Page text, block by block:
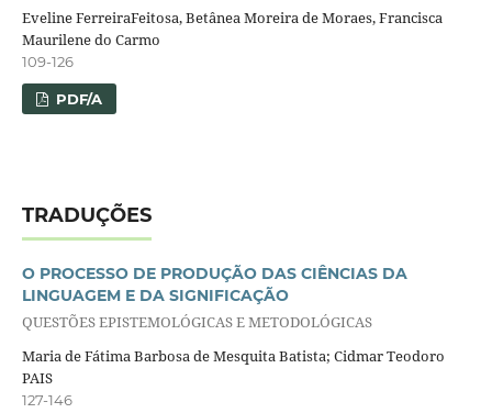
Eveline FerreiraFeitosa, Betânea Moreira de Moraes, Francisca
Maurilene do Carmo
109-126
PDF/A
TRADUÇÕES
O PROCESSO DE PRODUÇÃO DAS CIÊNCIAS DA
LINGUAGEM E DA SIGNIFICAÇÃO
QUESTÕES EPISTEMOLÓGICAS E METODOLÓGICAS
Maria de Fátima Barbosa de Mesquita Batista; Cidmar Teodoro
PAIS
127-146